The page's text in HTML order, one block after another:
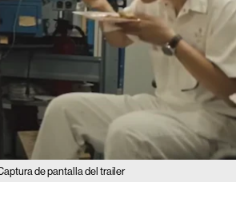
de pantalla del trailer